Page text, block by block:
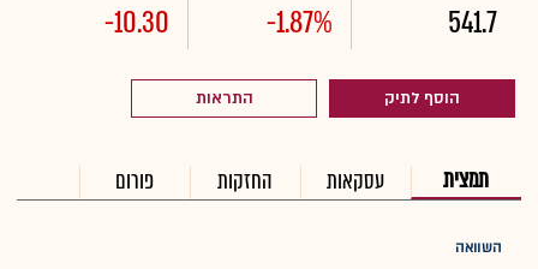
541.7
-1.87%
-10.30
הוסף לתיק התראות
תמצית עסקאות החזקות פורום
השוואה